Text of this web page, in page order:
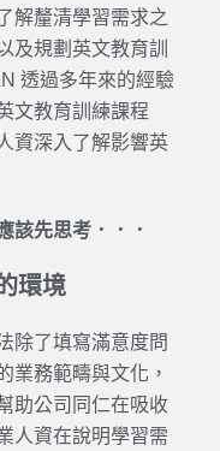
解釐清學習需求之
及規劃英文教育訓
透過多年來的經驗
文教育訓練課程
資深入了解影響英
該先思考．．．
環境
除了填寫滿意度問
業務範疇與文化，
助公司同仁在吸收
人資在說明學習需